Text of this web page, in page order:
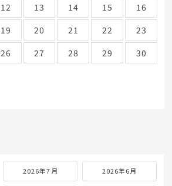
12 13 14 15
16
19 20 21 22
23
26 27 28 29
30
2026年7月 2026年6月